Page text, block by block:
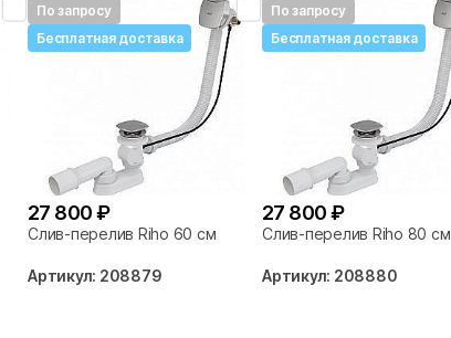
По запросу
Бесплатная доставка
27 800 ₽
Слив-перелив Riho 60 см
Артикул: 208879
По запросу
Бесплатная доставка
27 800 ₽
Слив-перелив Riho 80 см
Артикул: 208880